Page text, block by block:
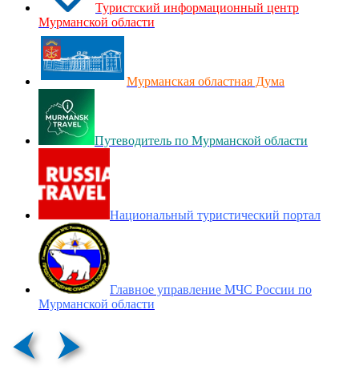
Туристский информационный центр
Мурманской области
Мурманская областная Дума
Путеводитель по Мурманской области
Национальный туристический портал
Главное управление МЧС России по
Мурманской области